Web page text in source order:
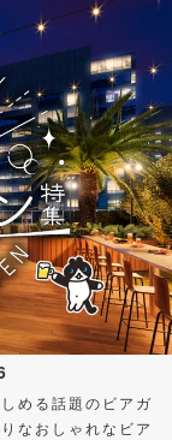
める話題のビアガ
なおしゃれなビア